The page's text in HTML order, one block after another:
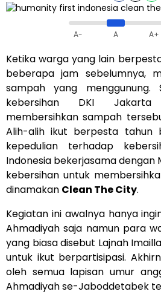
A- A A+
Ketika warga yang lain
beberapa jam sebelumnya,
sampah yang menggunung.
kebersihan DKI
membersihkan sampah
Alih-alih ikut berpesta tahun
kepedulian terhadap
Indonesia bekerjasama dengan
kebersihan untuk
dinamakan Clean The City.
Kegiatan ini awalnya hanya
Ahmadiyah saja namun para
yang biasa disebut Lajnah
untuk ikut berpartisipasi.
oleh semua lapisan umur
Ahmadiyah se-Jaboddetabek